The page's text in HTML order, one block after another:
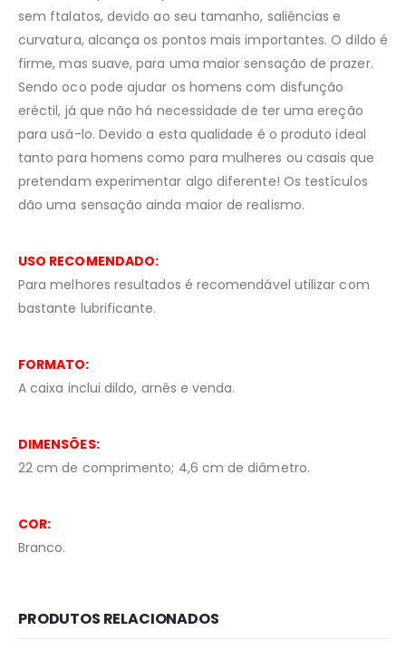
sem ftalatos, devido ao seu tamanho, saliências e
curvatura, alcança os pontos mais importantes. O dildo é
firme, mas suave, para uma maior sensação de prazer.
Sendo oco pode ajudar os homens com disfunção
eréctil, já que não há necessidade de ter uma ereção
para usá-lo. Devido a esta qualidade é o produto ideal
tanto para homens como para mulheres ou casais que
pretendam experimentar algo diferente! Os testículos
dão uma sensação ainda maior de realismo.
USO RECOMENDADO:
Para melhores resultados é recomendável utilizar com
bastante lubrificante.
FORMATO:
A caixa inclui dildo, arnês e venda.
DIMENSÕES:
22 cm de comprimento; 4,6 cm de diâmetro.
COR:
Branco.
PRODUTOS RELACIONADOS